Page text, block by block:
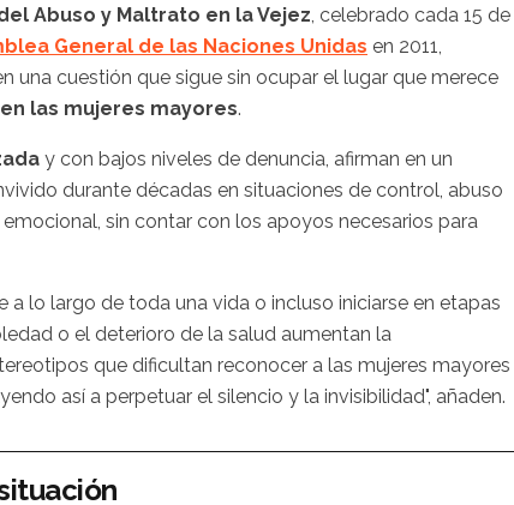
Abuso y Maltrato en la Vejez , celebrado cada 15 de
General de las Naciones Unidas en 2011,
una cuestión que sigue sin ocupar el lugar que merece
las mujeres mayores.
y con bajos niveles de denuncia, afirman en un
durante décadas en situaciones de control, abuso
sin contar con los apoyos necesarios para
lo largo de toda una vida o incluso iniciarse en etapas
o el deterioro de la salud aumentan la
que dificultan reconocer a las mujeres mayores
así a perpetuar el silencio y la invisibilidad", añaden.